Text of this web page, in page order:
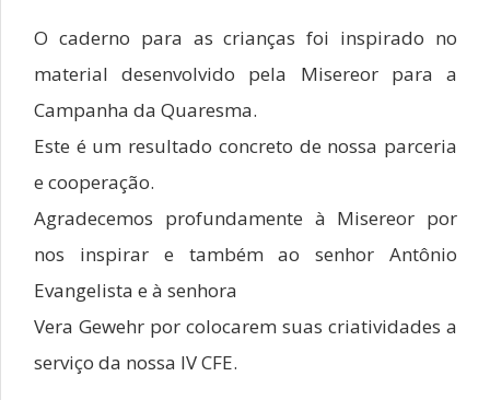
O caderno para as crianças foi inspirado no
material desenvolvido pela Misereor para a
Campanha da Quaresma.
Este é um resultado concreto de nossa parceria
e cooperação.
Agradecemos profundamente à Misereor por
nos inspirar e também ao senhor Antônio
Evangelista e à senhora
Vera Gewehr por colocarem suas criatividades a
serviço da nossa IV CFE.